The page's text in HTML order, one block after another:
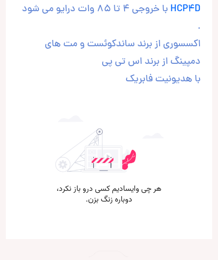
HCP4D
با خروجی 4 تا 85 وات درایو می شود
.
اکسسوری از برند ساندکوئست و مت های
دمپینگ از برند اس تی پی
با هدیونیت فابریک